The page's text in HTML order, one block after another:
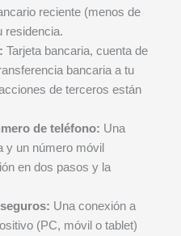
reciente (menos de
residencia.
Tarjeta bancaria, cuenta de
bancaria a tu
de terceros están
de teléfono: Una
y un número móvil
en dos pasos y la
Una conexión a
(PC, móvil o tablet)